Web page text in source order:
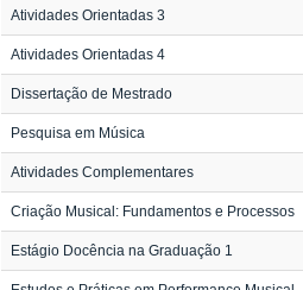
Atividades Orientadas 3
Atividades Orientadas 4
Dissertação de Mestrado
Pesquisa em Música
Atividades Complementares
Criação Musical: Fundamentos e Processos
Estágio Docência na Graduação 1